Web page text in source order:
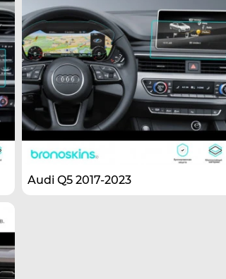
Audi Q5 2017-2023